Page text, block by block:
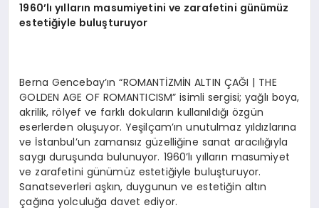
1960’lı yılların masumiyetini ve zarafetini günümüz
estetiğiyle buluşturuyor
Berna Gencebay’ın “ROMANTİZMİN ALTIN ÇAĞI | THE
GOLDEN AGE OF ROMANTICISM” isimli sergisi; yağlı boya,
akrilik, rölyef ve farklı dokuların kullanıldığı özgün
eserlerden oluşuyor. Yeşilçam’ın unutulmaz yıldızlarına
ve İstanbul’un zamansız güzelliğine sanat aracılığıyla
saygı duruşunda bulunuyor. 1960’lı yılların masumiyet
ve zarafetini günümüz estetiğiyle buluşturuyor.
Sanatseverleri aşkın, duygunun ve estetiğin altın
çağına yolculuğa davet ediyor.